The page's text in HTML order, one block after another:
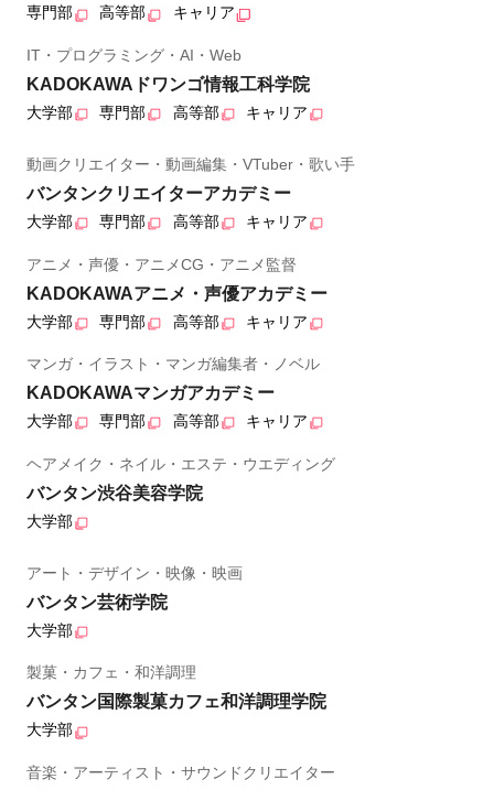
専門部 高等部 キャリア
IT・プログラミング・AI・Web
KADOKAWAドワンゴ情報工科学院
大学部 専門部 高等部 キャリア
動画クリエイター・動画編集・VTuber・歌い手
バンタンクリエイターアカデミー
大学部 専門部 高等部 キャリア
アニメ・声優・アニメCG・アニメ監督
KADOKAWAアニメ・声優アカデミー
大学部 専門部 高等部 キャリア
マンガ・イラスト・マンガ編集者・ノベル
KADOKAWAマンガアカデミー
大学部 専門部 高等部 キャリア
ヘアメイク・ネイル・エステ・ウエディング
バンタン渋谷美容学院
大学部
アート・デザイン・映像・映画
バンタン芸術学院
大学部
製菓・カフェ・和洋調理
バンタン国際製菓カフェ和洋調理学院
大学部
音楽・アーティスト・サウンドクリエイター